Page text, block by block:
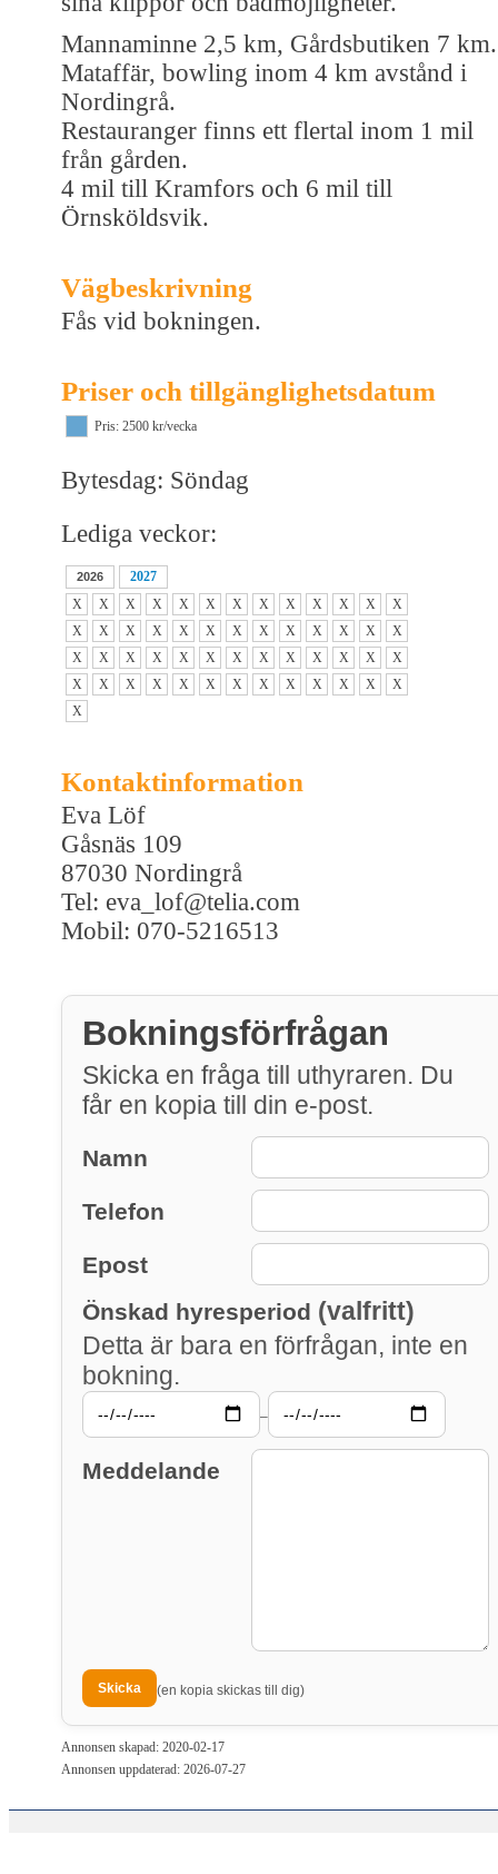
Mannaminne 2,5 km, Gårdsbutiken 7 km.
Mataffär, bowling inom 4 km avstånd i
Nordingrå.
Restauranger finns ett flertal inom 1 mil
från gården.
4 mil till Kramfors och 6 mil till
Örnsköldsvik.
Vägbeskrivning
Fås vid bokningen.
Priser och tillgänglighetsdatum
Pris: 2500 kr/vecka
Bytesdag: Söndag
Lediga veckor:
2026
2027
X
X X X X X X X X X X X
X
X
X X X X X X X X X X X
X
X
X X X X X X X X X X X
X
X
X X X X X X X X X X X
X
X
Kontaktinformation
Eva Löf
Gåsnäs 109
87030 Nordingrå
Tel: eva_lof@telia.com
Mobil: 070-5216513
Bokningsförfrågan
Skicka en fråga till uthyraren. Du
får en kopia till din e-post.
Namn
Telefon
Epost
Önskad hyresperiod (valfritt)
Detta är bara en förfrågan, inte en
bokning.
–
Meddelande
(en kopia skickas till dig)
Annonsen skapad: 2020-02-17
Annonsen uppdaterad: 2026-07-27